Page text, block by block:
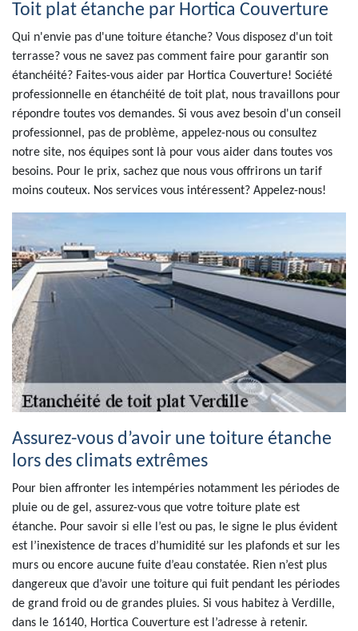
Toit plat étanche par Hortica Couverture
Qui n'envie pas d'une toiture étanche? Vous disposez d'un toit
terrasse? vous ne savez pas comment faire pour garantir son
étanchéité? Faites-vous aider par Hortica Couverture! Société
professionnelle en étanchéité de toit plat, nous travaillons pour
répondre toutes vos demandes. Si vous avez besoin d'un conseil
professionnel, pas de problème, appelez-nous ou consultez
notre site, nos équipes sont là pour vous aider dans toutes vos
besoins. Pour le prix, sachez que nous vous offrirons un tarif
moins couteux. Nos services vous intéressent? Appelez-nous!
Assurez-vous d’avoir une toiture étanche
lors des climats extrêmes
Pour bien affronter les intempéries notamment les périodes de
pluie ou de gel, assurez-vous que votre toiture plate est
étanche. Pour savoir si elle l’est ou pas, le signe le plus évident
est l’inexistence de traces d’humidité sur les plafonds et sur les
murs ou encore aucune fuite d’eau constatée. Rien n’est plus
dangereux que d’avoir une toiture qui fuit pendant les périodes
de grand froid ou de grandes pluies. Si vous habitez à Verdille,
dans le 16140, Hortica Couverture est l’adresse à retenir.